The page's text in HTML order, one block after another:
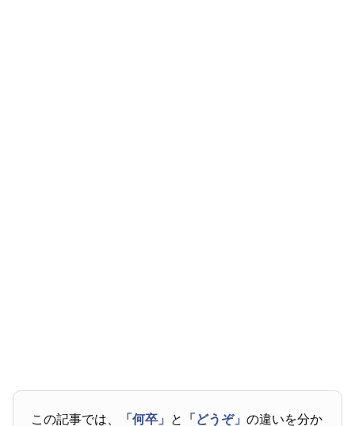
この記事では、 「何卒」 と 「どうぞ」の違いを分か